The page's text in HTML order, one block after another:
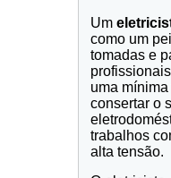
Um
como um
tomadas e
uma
consertar o
trabalhos
alta tensão.